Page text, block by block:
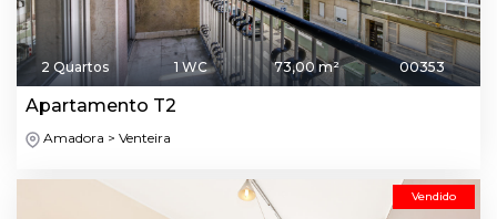
2 Quartos 1 WC 73,00 m² 00353
Apartamento T2
Amadora > Venteira
Vendido